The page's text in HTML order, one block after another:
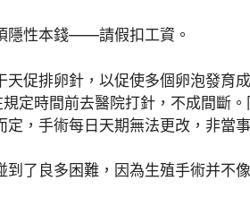
隱性本錢——請假扣工資。
促排卵針，以促使多個卵泡發育
定時間前去醫院打針，不成間斷
，手術每日天期無法更改，非當
到了良多困難，因為生殖手術并不